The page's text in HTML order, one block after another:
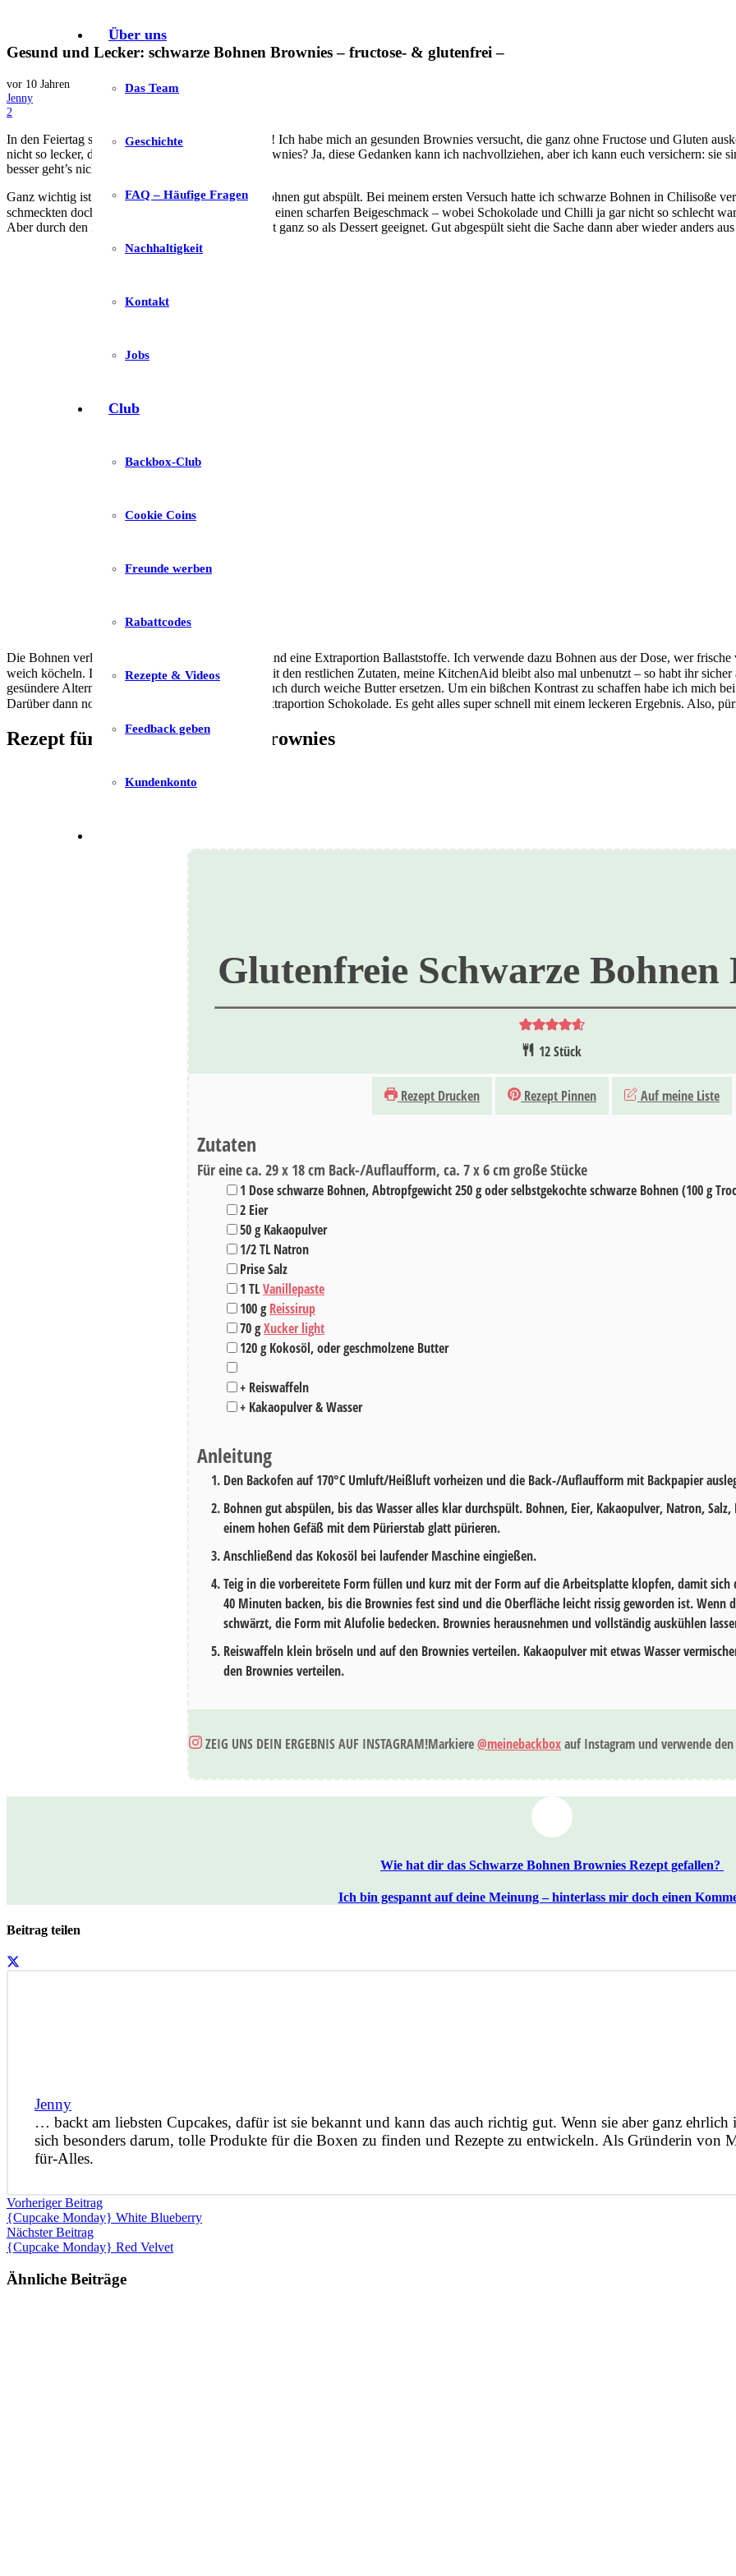
Über uns
Das Team
Geschichte
FAQ – Häufige Fragen
Nachhaltigkeit
Kontakt
Jobs
Club
Backbox-Club
Cookie Coins
Freunde werben
Rabattcodes
Rezepte & Videos
Feedback geben
Kundenkonto
Gesund und Lecker: schwarze Bohnen Brownies – fructose- & glutenfrei –
vor 10 Jahren
Jenny
2
In den Feiertag starten wir heute gesund und lecker! Ich habe mich an gesunden Brownies versucht, die ganz ohne Fructose und Gluten
nicht so lecker, denkt ihr euch jetzt? Bohnen in Brownies? Ja, diese Gedanken kann ich nachvollziehen, aber ich kann euch versichern: sie
besser geht’s nicht! 🙂
Ganz wichtig ist aber auf jeden Fall, dass ihr die Bohnen gut abspült. Bei meinem ersten Versuch hatte ich schwarze Bohnen in Chilisoße
schmeckten doch sehr nach Bohnen und hatte auch einen scharfen Beigeschmack – wobei Schokolade und Chilli ja gar nicht so schlecht
Aber durch den Bohnengeschmack dann doch nicht ganz so als Dessert geeignet. Gut abgespült sieht die Sache dann aber wieder anders
Die Bohnen verleihen den Brownies Feuchtigkeit und eine Extraportion Ballaststoffe. Ich verwende dazu Bohnen aus der Dose, wer
weich köcheln. Die Bohnen werden dann püriert mit den restlichen Zutaten, meine KitchenAid bleibt also mal unbenutzt – so habt ihr
gesündere Alternative Kokosöl, ihr könnt es aber auch durch weiche Butter ersetzen. Um ein bißchen Kontrast zu schaffen habe ich mich
Darüber dann nochmal eine Kakaoglasur für die Extraportion Schokolade. Es geht alles super schnell mit einem leckeren Ergebnis. Also,
Rezept für Schwarze Bohnen Brownies
Glutenfreie Schwarze Bohnen
12Stück
Rezept Drucken Rezept Pinnen Auf meine Liste
Zutaten
Für eine ca. 29 x 18 cm Back-/Auflaufform, ca. 7 x 6 cm große Stücke
▢
1 Dose schwarze Bohnen,Abtropfgewicht 250 g oder selbstgekochte schwarze Bohnen (100 g
▢
2 Eier
▢
50g Kakaopulver
▢
1/2TL Natron
▢
Prise Salz
▢
1 TLVanillepaste
▢
100g Reissirup
▢
70gXucker light
▢
120g Kokosöl,oder geschmolzene Butter
▢
+ Reiswaffeln
▢
+ Kakaopulver & Wasser
Anleitung
Den Backofen auf 170°C Umluft/Heißluft vorheizen und die Back-/Auflaufform mit Backpapier
Bohnen gut abspülen, bis das Wasser alles klar durchspült. Bohnen, Eier, Kakaopulver, Natron,
einem hohen Gefäß mit dem Pürierstab glatt pürieren.
Anschließend das Kokosöl bei laufender Maschine eingießen.
Teig in die vorbereitete Form füllen und kurz mit der Form auf die Arbeitsplatte klopfen, damit sich
40 Minuten backen, bis die Brownies fest sind und die Oberfläche leicht rissig geworden ist. Wenn
schwärzt, die Form mit Alufolie bedecken. Brownies herausnehmen und vollständig auskühlen
Reiswaffeln klein bröseln und auf den Brownies verteilen. Kakaopulver mit etwas Wasser
den Brownies verteilen.
ZEIG UNS DEIN ERGEBNIS AUF INSTAGRAM!Markiere@meinebackboxauf Instagram und verwende den
Wie hat dir das Schwarze Bohnen Brownies Rezept gefallen?
Ich bin gespannt auf deine Meinung – hinterlass mir doch einen
Beitrag teilen
Jenny
… backt am liebsten Cupcakes, dafür ist sie bekannt und kann das auch richtig gut. Wenn sie aber ganz
sich besonders darum, tolle Produkte für die Boxen zu finden und Rezepte zu entwickeln. Als Gründerin von
für-Alles.
Vorheriger Beitrag
{Cupcake Monday} White Blueberry
Nächster Beitrag
{Cupcake Monday} Red Velvet
Ähnliche Beiträge